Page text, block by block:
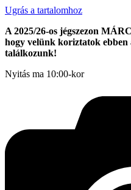
Ugrás a tartalomhoz
A 2025/26-os jégszezon
hogy velünk koriztatok ebben
találkozunk!
Nyitás ma 10:00-kor